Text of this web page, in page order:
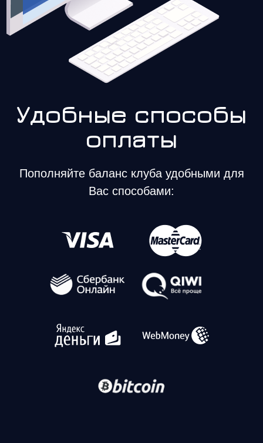
Удобные способы
оплаты
Пополняйте баланс клуба удобными для
Вас способами: